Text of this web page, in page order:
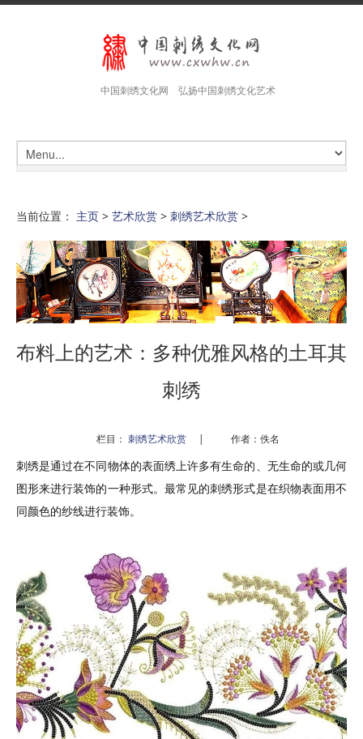
中国刺绣文化网 弘扬中国刺绣文化艺术
当前位置： 主页 > 艺术欣赏 > 刺绣艺术欣赏 >
布料上的艺术：多种优雅风格的土耳其
刺绣
栏目： 刺绣艺术欣赏| 作者：佚名
刺绣是通过在不同物体的表面绣上许多有生命的、无生命的或几何
图形来进行装饰的一种形式。最常见的刺绣形式是在织物表面用不
同颜色的纱线进行装饰。